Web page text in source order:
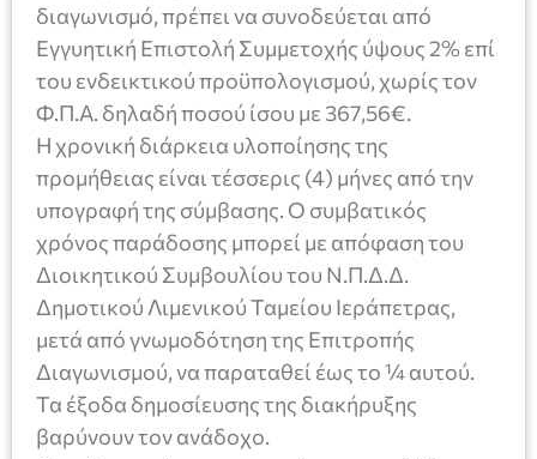
διαγωνισμό, πρέπει να συνοδεύεται από
Εγγυητική Επιστολή Συμμετοχής ύψους 2% επί
του ενδεικτικού προϋπολογισμού, χωρίς τον
Φ.Π.Α. δηλαδή ποσού ίσου με 367,56€.
Η χρονική διάρκεια υλοποίησης της
προμήθειας είναι τέσσερις (4) μήνες από την
υπογραφή της σύμβασης. Ο συμβατικός
χρόνος παράδοσης μπορεί με απόφαση του
Διοικητικού Συμβουλίου του Ν.Π.Δ.Δ.
Δημοτικού Λιμενικού Ταμείου Ιεράπετρας,
μετά από γνωμοδότηση της Επιτροπής
Διαγωνισμού, να παραταθεί έως το ¼ αυτού.
Τα έξοδα δημοσίευσης της διακήρυξης
βαρύνουν τον ανάδοχο.